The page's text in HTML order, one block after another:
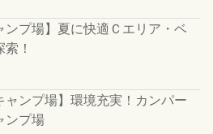
ンプ場】夏に快適Ｃエリア・ベ
！
ャンプ場】環境充実！カンパー
ンプ場